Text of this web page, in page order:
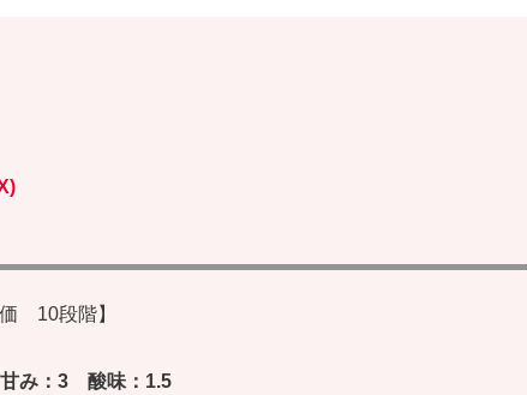
10段階】
み：3 酸味：1.5